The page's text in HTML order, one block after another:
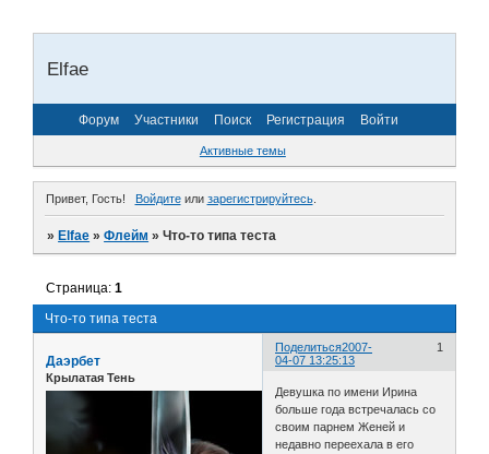
Elfae
Форум Участники Поиск Регистрация Войти
Активные темы
Привет, Гость! Войдитеили зарегистрируйтесь.
»Elfae »Флейм »Что-то типа теста
Что-то типа теста
Страница:1
Поделиться 1
2007-
04-07 13:25:13
Даэрбет
Крылатая Тень
Девушка по имени Ирина
больше года встречалась со
своим парнем Женей и
недавно переехала в его